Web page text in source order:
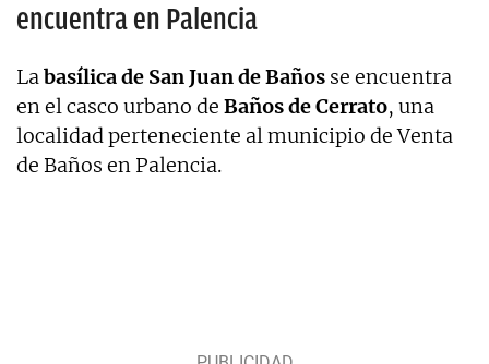
encuentra en Palencia
Labasílica de San Juan de Baños se encuentra
en el casco urbano de Baños de Cerrato, una
localidad perteneciente al municipio de Venta
de Baños en Palencia.